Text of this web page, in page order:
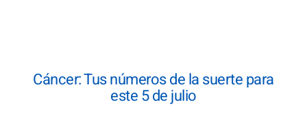
Cáncer: Tus números de la suerte para
este 5 de julio